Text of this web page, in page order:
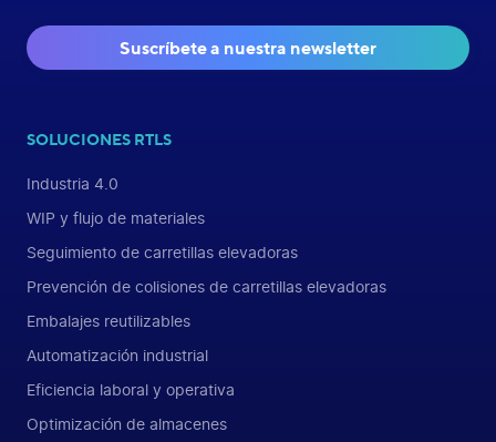
Suscríbete a nuestra newsletter
SOLUCIONES RTLS
Industria 4.0
WIP y flujo de materiales
Seguimiento de carretillas elevadoras
Prevención de colisiones de carretillas elevadoras
Embalajes reutilizables
Automatización industrial
Eficiencia laboral y operativa
Optimización de almacenes